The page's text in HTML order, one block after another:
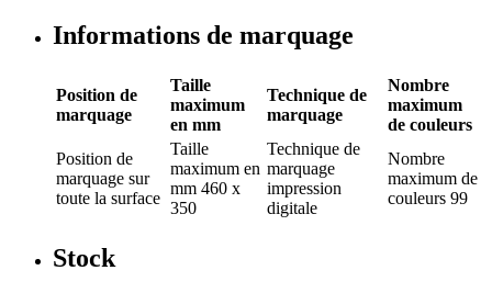
Informations de marquage
Position de
marquage
Taille
maximum
en mm
Technique de
marquage
Nombre
maximum
de couleurs
Position de
marquage sur
toute la surface
Taille
maximum en
mm 460 x
350
Technique de
marquage
impression
digitale
Nombre
maximum de
couleurs 99
Stock